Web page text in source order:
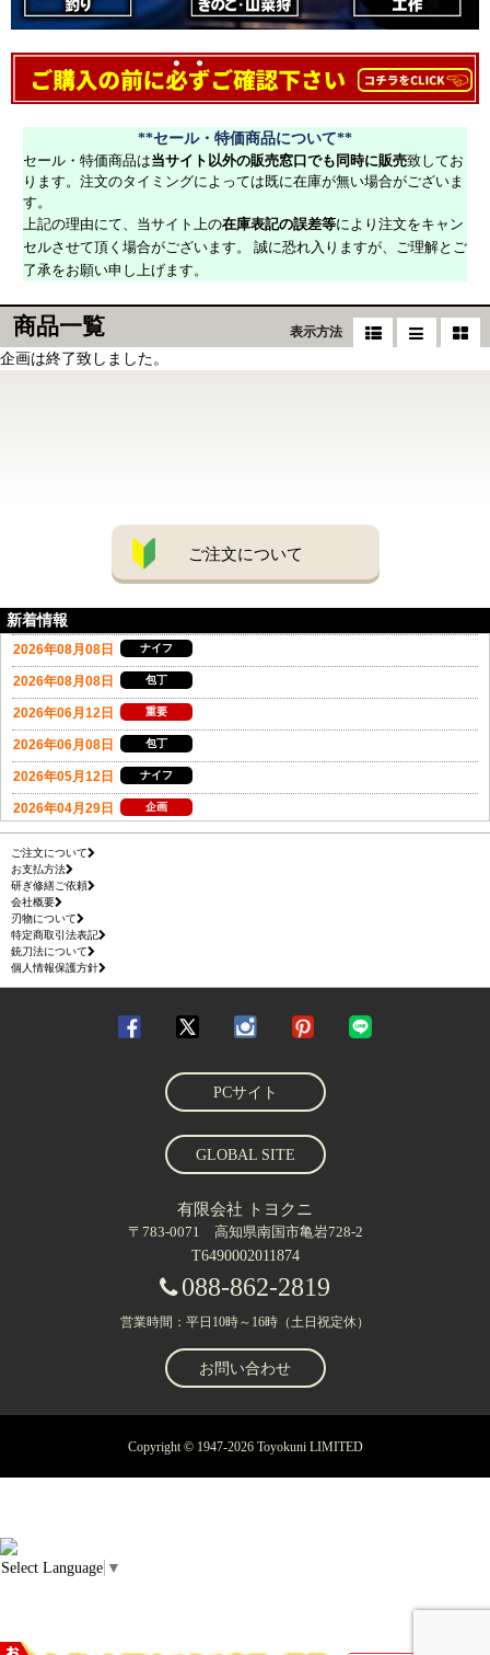
**セール・特価商品について**
セール・特価商品は当サイト以外の販売窓口でも同時に販売致してお
ります。注文のタイミングによっては既に在庫が無い場合がございま
す。
上記の理由にて、当サイト上の在庫表記の誤差等により注文をキャン
セルさせて頂く場合がございます。 誠に恐れ入りますが、ご理解とご
了承をお願い申し上げます。
商品一覧 表示方法
企画は終了致しました。
ご注文について
新着情報
ご注文について
お支払方法
研ぎ修繕ご依頼
会社概要
刃物について
特定商取引法表記
銃刀法について
個人情報保護方針
PCサイト
GLOBAL SITE
有限会社 トヨクニ
〒783-0071 高知県南国市亀岩728-2
T6490002011874
088-862-2819
営業時間：平日10時～16時（土日祝定休）
お問い合わせ
Copyright © 1947-2026 Toyokuni LIMITED
Select Language ▼